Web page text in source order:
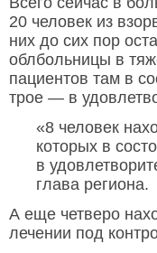
20 человек из
них до сих пор
облбольницы в
пациентов там в
трое — в
«8 человек
которых в
в
глава региона.
А еще четверо
лечении под